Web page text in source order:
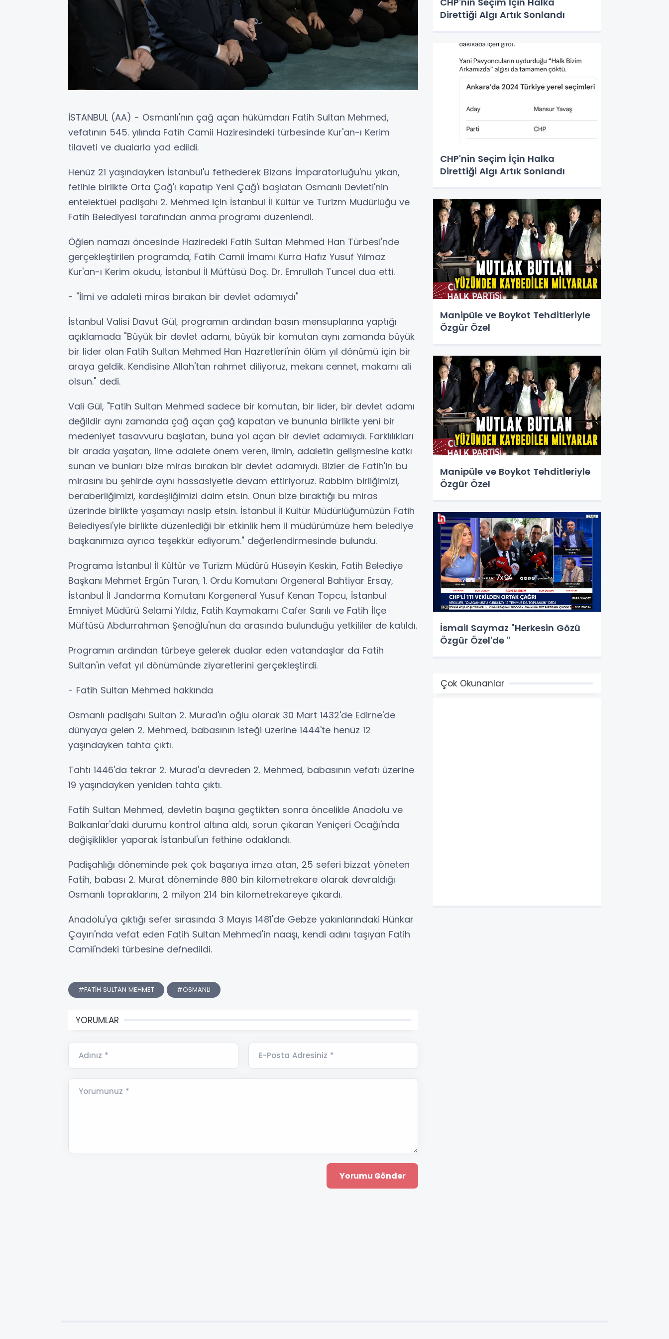
İSTANBUL (AA) - Osmanlı'nın çağ açan hükümdarı Fatih Sultan Mehmed,
vefatının 545. yılında Fatih Camii Haziresindeki türbesinde Kur'an-ı Kerim
tilaveti ve dualarla yad edildi.
Henüz 21 yaşındayken İstanbul'u fethederek Bizans İmparatorluğu'nu yıkan,
fetihle birlikte Orta Çağ'ı kapatıp Yeni Çağ'ı başlatan Osmanlı Devleti'nin
entelektüel padişahı 2. Mehmed için İstanbul İl Kültür ve Turizm Müdürlüğü ve
Fatih Belediyesi tarafından anma programı düzenlendi.
Öğlen namazı öncesinde Haziredeki Fatih Sultan Mehmed Han Türbesi'nde
gerçekleştirilen programda, Fatih Camii İmamı Kurra Hafız Yusuf Yılmaz
Kur'an-ı Kerim okudu, İstanbul İl Müftüsü Doç. Dr. Emrullah Tuncel dua etti.
- "İlmi ve adaleti miras bırakan bir devlet adamıydı"
İstanbul Valisi Davut Gül, programın ardından basın mensuplarına yaptığı
açıklamada "Büyük bir devlet adamı, büyük bir komutan aynı zamanda büyük
bir lider olan Fatih Sultan Mehmed Han Hazretleri'nin ölüm yıl dönümü için bir
araya geldik. Kendisine Allah'tan rahmet diliyoruz, mekanı cennet, makamı ali
olsun." dedi.
Vali Gül, "Fatih Sultan Mehmed sadece bir komutan, bir lider, bir devlet adamı
değildir aynı zamanda çağ açan çağ kapatan ve bununla birlikte yeni bir
medeniyet tasavvuru başlatan, buna yol açan bir devlet adamıydı. Farklılıkları
bir arada yaşatan, ilme adalete önem veren, ilmin, adaletin gelişmesine katkı
sunan ve bunları bize miras bırakan bir devlet adamıydı. Bizler de Fatih'in bu
mirasını bu şehirde aynı hassasiyetle devam ettiriyoruz. Rabbim birliğimizi,
beraberliğimizi, kardeşliğimizi daim etsin. Onun bize bıraktığı bu miras
üzerinde birlikte yaşamayı nasip etsin. İstanbul İl Kültür Müdürlüğümüzün Fatih
Belediyesi'yle birlikte düzenlediği bir etkinlik hem il müdürümüze hem belediye
başkanımıza ayrıca teşekkür ediyorum." değerlendirmesinde bulundu.
Programa İstanbul İl Kültür ve Turizm Müdürü Hüseyin Keskin, Fatih Belediye
Başkanı Mehmet Ergün Turan, 1. Ordu Komutanı Orgeneral Bahtiyar Ersay,
İstanbul İl Jandarma Komutanı Korgeneral Yusuf Kenan Topcu, İstanbul
Emniyet Müdürü Selami Yıldız, Fatih Kaymakamı Cafer Sarılı ve Fatih İlçe
Müftüsü Abdurrahman Şenoğlu'nun da arasında bulunduğu yetkililer de katıldı.
Programın ardından türbeye gelerek dualar eden vatandaşlar da Fatih
Sultan'ın vefat yıl dönümünde ziyaretlerini gerçekleştirdi.
- Fatih Sultan Mehmed hakkında
Osmanlı padişahı Sultan 2. Murad'ın oğlu olarak 30 Mart 1432'de Edirne'de
dünyaya gelen 2. Mehmed, babasının isteği üzerine 1444'te henüz 12
yaşındayken tahta çıktı.
Tahtı 1446'da tekrar 2. Murad'a devreden 2. Mehmed, babasının vefatı üzerine
19 yaşındayken yeniden tahta çıktı.
Fatih Sultan Mehmed, devletin başına geçtikten sonra öncelikle Anadolu ve
Balkanlar'daki durumu kontrol altına aldı, sorun çıkaran Yeniçeri Ocağı'nda
değişiklikler yaparak İstanbul'un fethine odaklandı.
Padişahlığı döneminde pek çok başarıya imza atan, 25 seferi bizzat yöneten
Fatih, babası 2. Murat döneminde 880 bin kilometrekare olarak devraldığı
Osmanlı topraklarını, 2 milyon 214 bin kilometrekareye çıkardı.
Anadolu'ya çıktığı sefer sırasında 3 Mayıs 1481'de Gebze yakınlarındaki Hünkar
Çayırı'nda vefat eden Fatih Sultan Mehmed'in naaşı, kendi adını taşıyan Fatih
Camii'ndeki türbesine defnedildi.
#FATİH SULTAN MEHMET #OSMANLI
YORUMLAR
Adınız * E-Posta Adresiniz *
Yorumunuz *
Direttiği Algı Artık Sonlandı
CHP'nin Seçim İçin Halka
Direttiği Algı Artık Sonlandı
Manipüle ve Boykot Tehditleriyle
Özgür Özel
Manipüle ve Boykot Tehditleriyle
Özgür Özel
İsmail Saymaz "Herkesin Gözü
Özgür Özel'de "
Çok Okunanlar